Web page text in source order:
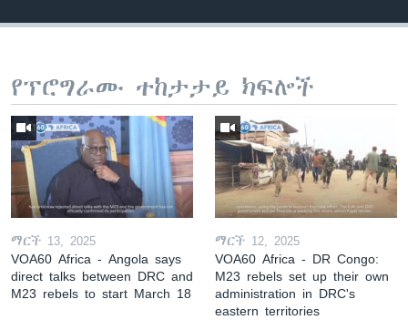
የፕሮግራሙ ተከታታይ ክፍሎች
ማርች 13, 2025
VOA60 Africa - Angola says
direct talks between DRC and
M23 rebels to start March 18
ማርች 12, 2025
VOA60 Africa - DR Congo:
M23 rebels set up their own
administration in DRC's
eastern territories